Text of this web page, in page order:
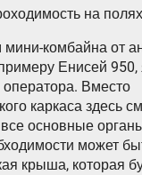
на
комбайна от
Енисей 950,
оператора. Вместо
каркаса здесь
основные
может
крыша, которая